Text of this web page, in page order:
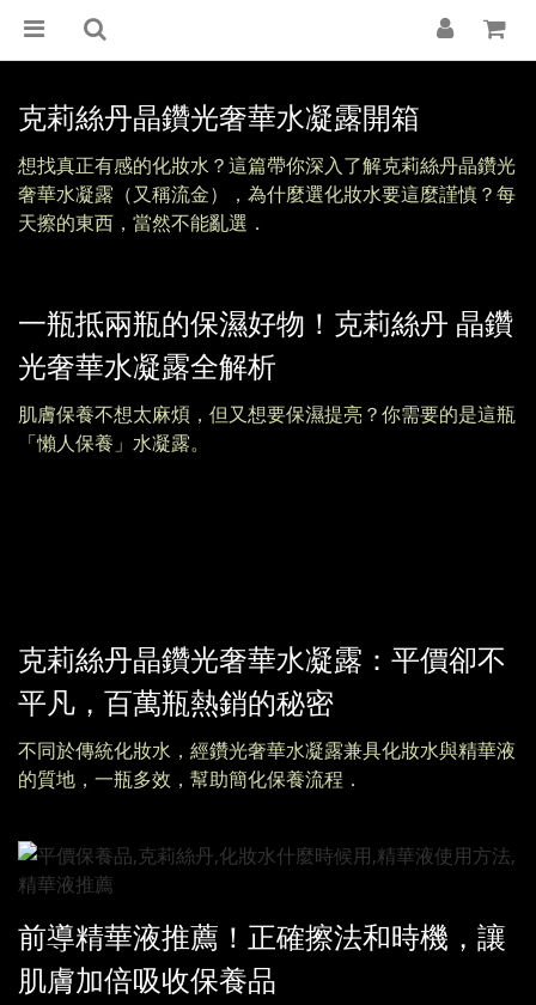
克莉絲丹晶鑽光奢華水凝露開箱
想找真正有感的化妝水？這篇帶你深入了解克莉絲丹晶鑽光
奢華水凝露（又稱流金），為什麼選化妝水要這麼謹慎？每
天擦的東西，當然不能亂選．
一瓶抵兩瓶的保濕好物！克莉絲丹 晶鑽
光奢華水凝露全解析
肌膚保養不想太麻煩，但又想要保濕提亮？你需要的是這瓶
「懶人保養」水凝露。
克莉絲丹晶鑽光奢華水凝露：平價卻不
平凡，百萬瓶熱銷的秘密
不同於傳統化妝水，經鑽光奢華水凝露兼具化妝水與精華液
的質地，一瓶多效，幫助簡化保養流程．
前導精華液推薦！正確擦法和時機，讓
肌膚加倍吸收保養品